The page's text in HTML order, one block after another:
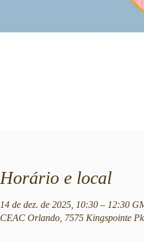
Horário e local
14 de dez. de 2025, 10:30 – 12:30
CEAC Orlando, 7575 Kingspointe